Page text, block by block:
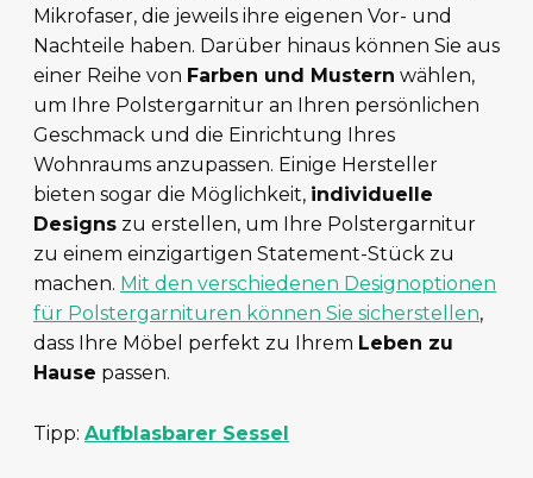
Mikrofaser, die jeweils ihre eigenen Vor- und
Nachteile haben. Darüber hinaus können Sie aus
einer Reihe von Farben und Mustern wählen,
um Ihre Polstergarnitur an Ihren persönlichen
Geschmack und die Einrichtung Ihres
Wohnraums anzupassen. Einige Hersteller
bieten sogar die Möglichkeit, individuelle
Designs zu erstellen, um Ihre Polstergarnitur
zu einem einzigartigen Statement-Stück zu
machen. Mit den verschiedenen Designoptionen
für Polstergarnituren können Sie sicherstellen,
dass Ihre Möbel perfekt zu Ihrem Leben zu
Hause passen.
Tipp: Aufblasbarer Sessel